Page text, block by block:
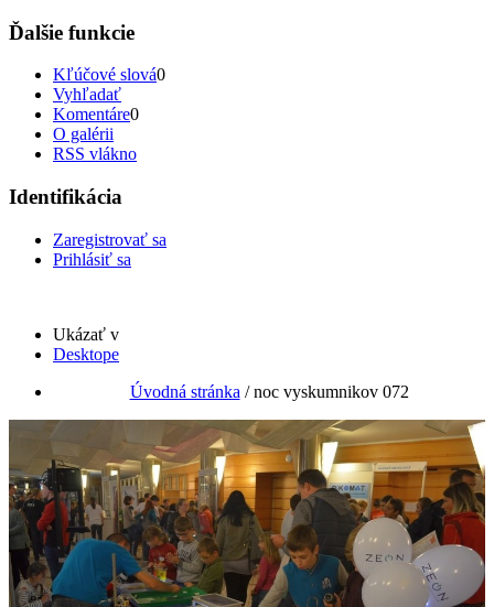
Ďalšie funkcie
Kľúčové slová0
Vyhľadať
Komentáre0
O galérii
RSS vlákno
Identifikácia
Zaregistrovať sa
Prihlásiť sa
Ukázať v
Desktope
Úvodná stránka /noc vyskumnikov 072